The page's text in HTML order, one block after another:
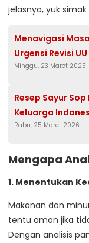
jelasnya, yuk
Menavigasi
Urgensi Revisi
Minggu, 23 Maret 2025
Resep Sayur
Keluarga
Rabu, 25 Maret 2026
Mengapa
1. Menentukan
Makanan dan
tentu aman jika
Dengan analisis